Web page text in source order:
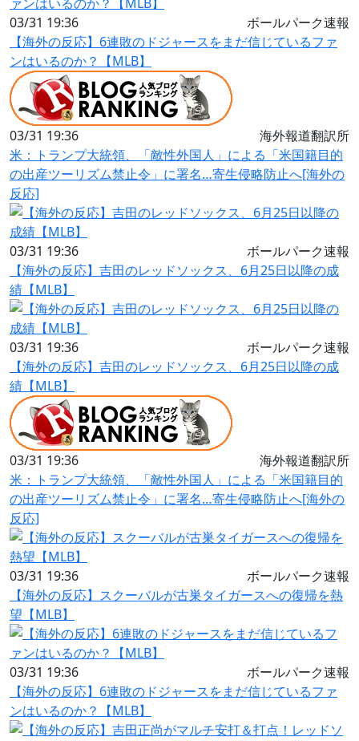
03/31 19:36
ボールパーク速報
【海外の反応】6連敗のドジャースをまだ信じているファ
ンはいるのか？【MLB】
03/31 19:36
海外報道翻訳所
米：トランプ大統領、「敵性外国人」による「米国籍目的
の出産ツーリズム禁止令」に署名…寄生侵略防止へ[海外の
反応]
03/31 19:36
ボールパーク速報
【海外の反応】吉田のレッドソックス、6月25日以降の成
績【MLB】
03/31 19:36
ボールパーク速報
【海外の反応】吉田のレッドソックス、6月25日以降の成
績【MLB】
03/31 19:36
海外報道翻訳所
米：トランプ大統領、「敵性外国人」による「米国籍目的
の出産ツーリズム禁止令」に署名…寄生侵略防止へ[海外の
反応]
03/31 19:36
ボールパーク速報
【海外の反応】スクーバルが古巣タイガースへの復帰を熱
望【MLB】
03/31 19:36
ボールパーク速報
【海外の反応】6連敗のドジャースをまだ信じているファ
ンはいるのか？【MLB】